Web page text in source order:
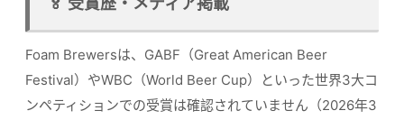
Foam Brewersは、GABF（Great American Beer
Festival）やWBC（World Beer Cup）といった世界3大コ
ンペティションでの受賞は確認されていません（2026年3